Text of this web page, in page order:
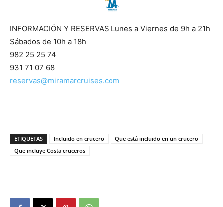
INFORMACIÓN Y RESERVAS Lunes a Viernes de 9h a 21h
Sábados de 10h a 18h
982 25 25 74
931 71 07 68
reservas@miramarcruises.com
ETIQUETAS Incluido en crucero
Que está incluido en un crucero
Que incluye Costa cruceros